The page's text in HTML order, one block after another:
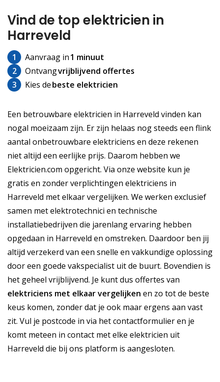
Vind de top elektricien in
Harreveld
1 Aanvraag in1 minuut
2
Ontvangvrijblijvend offertes
3
Kies debeste elektricien
Een betrouwbare elektricien in Harreveld vinden kan
nogal moeizaam zijn. Er zijn helaas nog steeds een flink
aantal onbetrouwbare elektriciens en deze rekenen
niet altijd een eerlijke prijs. Daarom hebben we
Elektricien.com opgericht. Via onze website kun je
gratis en zonder verplichtingen elektriciens in
Harreveld met elkaar vergelijken. We werken exclusief
samen met elektrotechnici en technische
installatiebedrijven die jarenlang ervaring hebben
opgedaan in Harreveld en omstreken. Daardoor ben jij
altijd verzekerd van een snelle en vakkundige oplossing
door een goede vakspecialist uit de buurt. Bovendien is
het geheel vrijblijvend. Je kunt dus offertes van
elektriciens met elkaar vergelijken en zo tot de beste
keus komen, zonder dat je ook maar ergens aan vast
zit. Vul je postcode in via het contactformulier en je
komt meteen in contact met elke elektricien uit
Harreveld die bij ons platform is aangesloten.